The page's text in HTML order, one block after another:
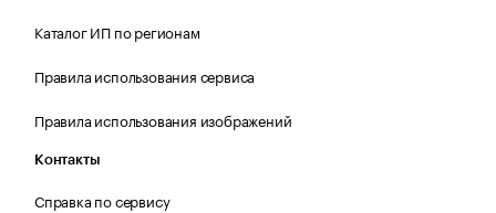
Каталог ИП по регионам
Правила использования сервиса
Правила использования изображений
Контакты
Справка по сервису